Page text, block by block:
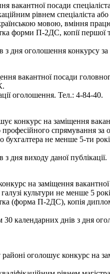
вакантної посади
рівнем спеціаліста
мовою, вміння
форми П-2ДС, копії першої
дня оголошення конкурсу
вакантної посади
оголошення. Тел.: 4-84-40.
конкурс на заміщення
спрямування за
бухгалтера не менше 5-ти
дня виходу даної публікації.
на заміщення
культури не менше 5
(форма П-2ДС), копія
календарних днів з дня
оголошує конкурс на